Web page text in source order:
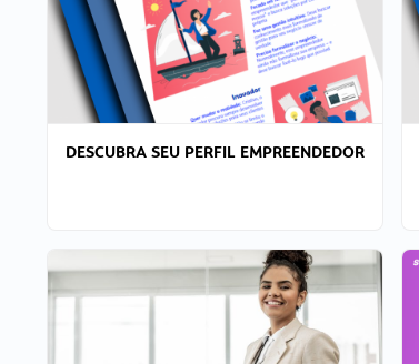
DESCUBRA SEU PERFIL EMPREENDEDOR